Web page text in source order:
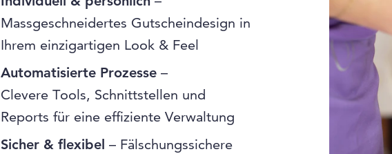
Massgeschneidertes Gutscheindesign in
Ihrem einzigartigen Look & Feel
Automatisierte Prozesse–
Clevere Tools, Schnittstellen und
Reports für eine effiziente Verwaltung
Sicher & flexibel – Fälschungssichere